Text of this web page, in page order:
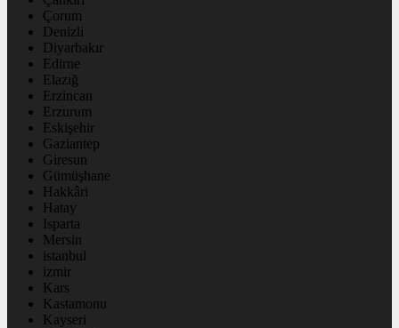
Çorum
Denizli
Diyarbakır
Edirne
Elazığ
Erzincan
Erzurum
Eskişehir
Gaziantep
Giresun
Gümüşhane
Hakkâri
Hatay
Isparta
Mersin
istanbul
izmir
Kars
Kastamonu
Kayseri